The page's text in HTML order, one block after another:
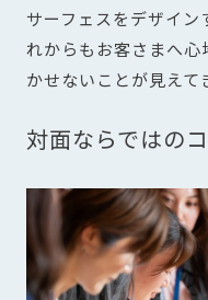
サーフェスをデザイン
れからもお客さまへ心
かせないことが見えて
対面ならではの